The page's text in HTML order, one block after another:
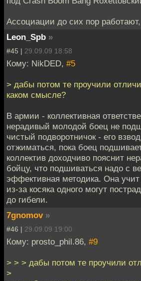
Ассоциации до сих пор
Leon_Spb »
#45 | 29.09.09 18:58
Кому: NikDED, #5
> дабы потом те проучили
каком смысле?
В армии - коллективная
нерадивый молодой боец не
чистый подворотничок - его
отжиматься, пока боец
коллектив доходчиво пояснит
бойцу, что подшиваться надо с
эффективная методика. Она
из-за косяка одного могут
до гибели.
7gnomov »
#46 | 29.09.09 19:00
Кому: prosto_phil.86, #9
> > > дабы потом те проучили
>